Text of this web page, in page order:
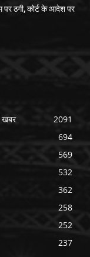
पर ठगी, कोर्ट के आदेश पर
खबर
2091
694
569
532
362
258
252
237